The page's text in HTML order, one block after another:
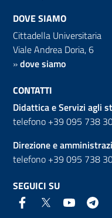
DOVE SIAMO
Cittadella Universitaria
Viale Andrea Doria, 6
»dove siamo
CONTATTI
Didattica e Servizi agli
telefono +39 095 738
Direzione e
telefono +39 095 738
SEGUICI SU